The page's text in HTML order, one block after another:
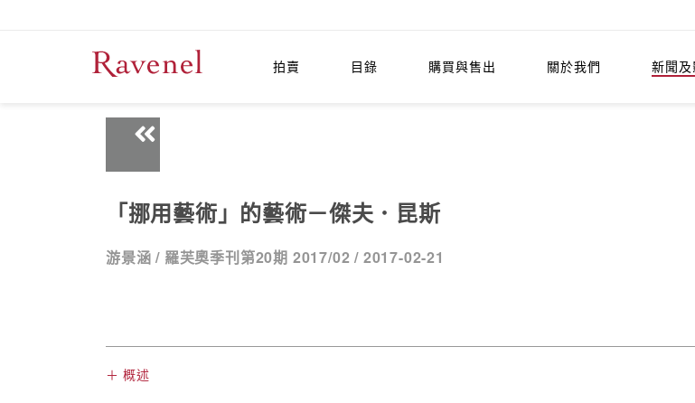
拍賣 目錄 購買與售出 關於我們 新聞及
「挪用藝術」的藝術－傑夫．昆斯
游景涵 / 羅芙奧季刊第20期 2017/02 / 2017-02-21
＋ 概述